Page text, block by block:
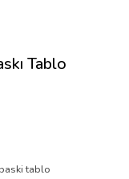
Tablo
tablo